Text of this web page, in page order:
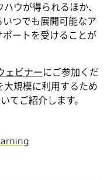
ウが得られるほか、
つでも展開可能なア
ートを受けることが
ェビナーにご参加くだ
大規模に利用するため
てご紹介します。